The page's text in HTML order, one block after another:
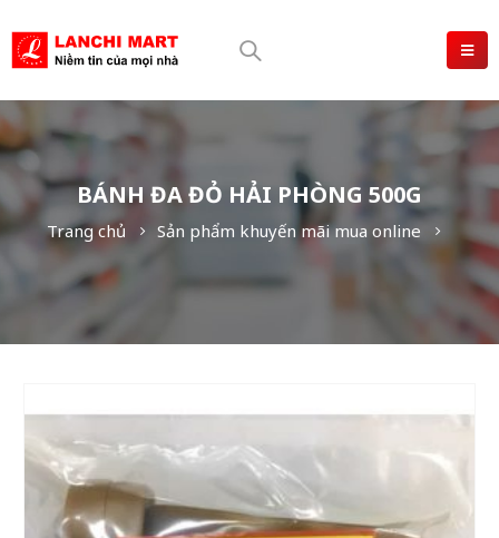
BÁNH ĐA ĐỎ HẢI PHÒNG 500G
Trang chủ Sản phẩm khuyến mãi mua online